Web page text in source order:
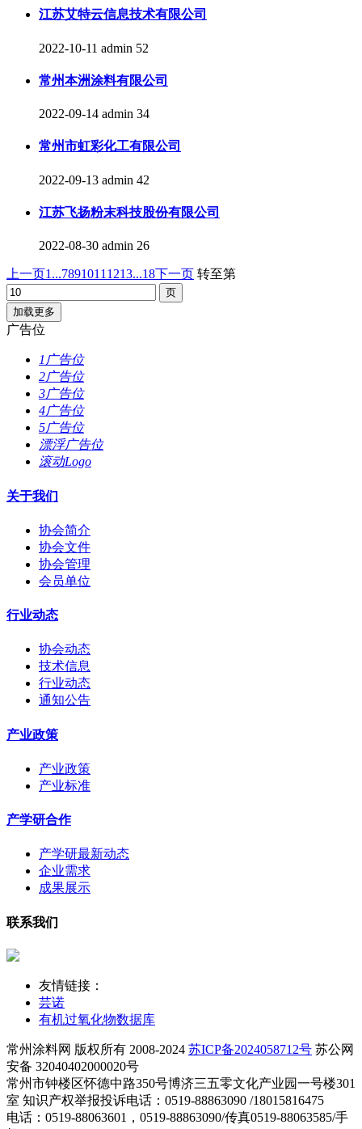
江苏艾特云信息技术有限公司
2022-10-11 admin 52
常州本洲涂料有限公司
2022-09-14 admin 34
常州市虹彩化工有限公司
2022-09-13 admin 42
江苏飞扬粉末科技股份有限公司
2022-08-30 admin 26
上一页1...7891011 1213...18下一页 转至第
加载更多
广告位
1广告位
2广告位
3广告位
4广告位
5广告位
漂浮广告位
滚动Logo
关于我们
协会简介
协会文件
协会管理
会员单位
行业动态
协会动态
技术信息
行业动态
通知公告
产业政策
产业政策
产业标准
产学研合作
产学研最新动态
企业需求
成果展示
联系我们
友情链接：
芸诺
有机过氧化物数据库
常州涂料网 版权所有 2008-2024 苏ICP备2024058712号 苏公网
安备 32040402000020号
常州市钟楼区怀德中路350号博济三五零文化产业园一号楼301
室 知识产权举报投诉电话：0519-88863090 /18015816475
电话：0519-88063601，0519-88863090/传真0519-88063585/手